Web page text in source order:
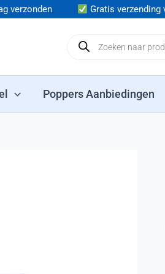
verzonden Gratis
Poppers Aanbiedingen